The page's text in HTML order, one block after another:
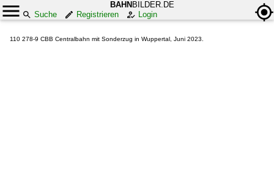
BAHN BILDER.DE
Suche
Registrieren Login
110 278-9 CBB Centralbahn mit Sonderzug in Wuppertal, Juni 2023.